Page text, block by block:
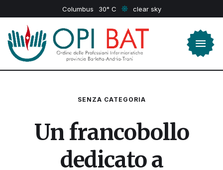
Columbus 30 clear sky
SENZA CATEGORIA
Un francobollo
dedicato a